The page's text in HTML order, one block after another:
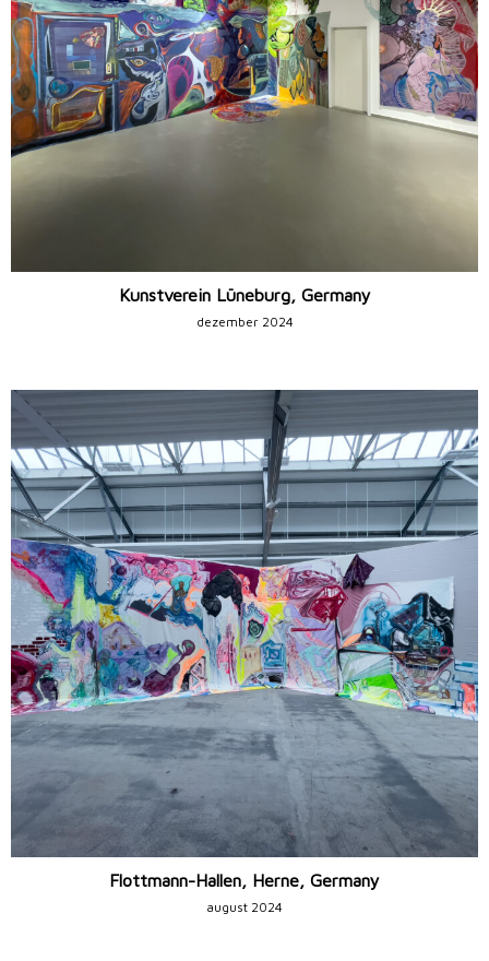
Kunstverein Lüneburg, Germany
dezember 2024
Flottmann-Hallen, Herne, Germany
august 2024